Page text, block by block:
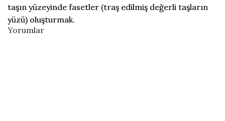
taşın yüzeyinde fasetler (traş edilmiş değerli taşların
yüzü) oluşturmak.
Yorumlar